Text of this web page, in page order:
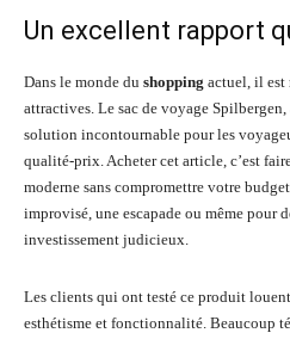
Un excellent rapport
Dans le monde du shopping actuel, il est
attractives. Le sac de voyage
solution incontournable pour les
qualité-prix. Acheter cet article, c’est
moderne sans compromettre votre
improvisé, une escapade ou même pour
investissement judicieux.
Les clients qui ont testé ce produit
esthétisme et fonctionnalité. Beaucoup